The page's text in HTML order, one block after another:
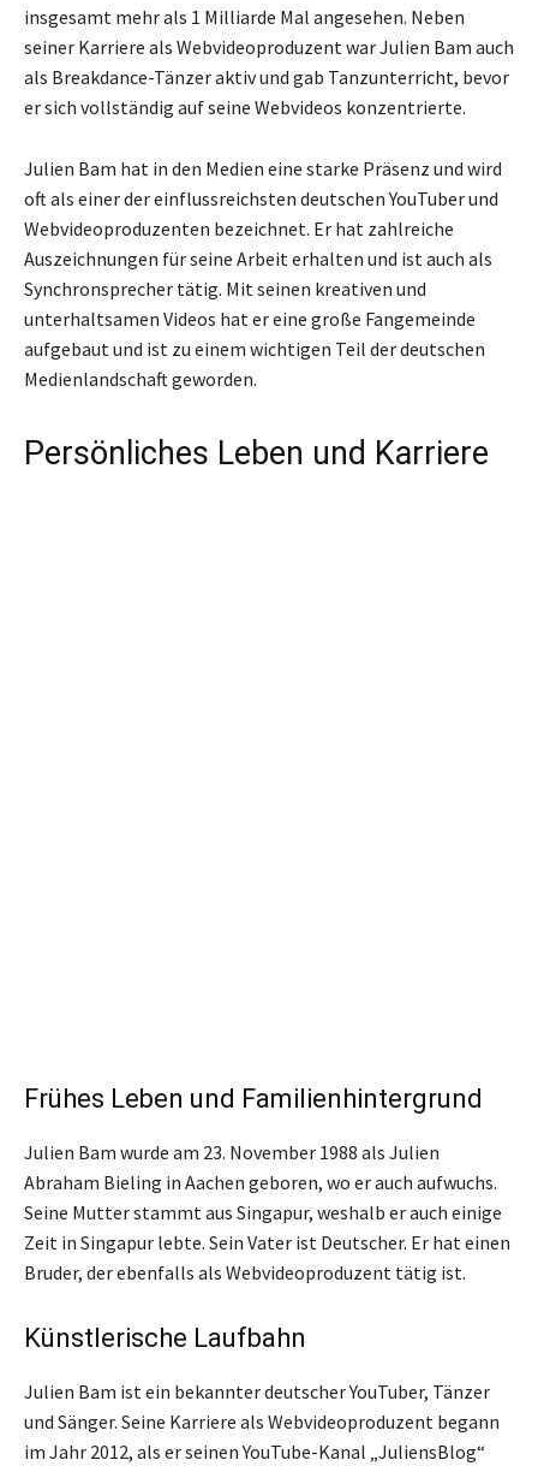
insgesamt mehr als 1 Milliarde Mal angesehen. Neben
seiner Karriere als Webvideoproduzent war Julien Bam auch
als Breakdance-Tänzer aktiv und gab Tanzunterricht, bevor
er sich vollständig auf seine Webvideos konzentrierte.
Julien Bam hat in den Medien eine starke Präsenz und wird
oft als einer der einflussreichsten deutschen YouTuber und
Webvideoproduzenten bezeichnet. Er hat zahlreiche
Auszeichnungen für seine Arbeit erhalten und ist auch als
Synchronsprecher tätig. Mit seinen kreativen und
unterhaltsamen Videos hat er eine große Fangemeinde
aufgebaut und ist zu einem wichtigen Teil der deutschen
Medienlandschaft geworden.
Persönliches Leben und Karriere
Frühes Leben und Familienhintergrund
Julien Bam wurde am 23. November 1988 als Julien
Abraham Bieling in Aachen geboren, wo er auch aufwuchs.
Seine Mutter stammt aus Singapur, weshalb er auch einige
Zeit in Singapur lebte. Sein Vater ist Deutscher. Er hat einen
Bruder, der ebenfalls als Webvideoproduzent tätig ist.
Künstlerische Laufbahn
Julien Bam ist ein bekannter deutscher YouTuber, Tänzer
und Sänger. Seine Karriere als Webvideoproduzent begann
im Jahr 2012, als er seinen YouTube-Kanal „JuliensBlog“